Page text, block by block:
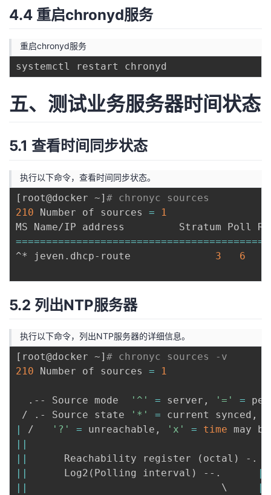
4.4 重启chronyd服务
重启chronyd服务
五、测试业务服务器时间状态
5.1 查看时间同步状态
执行以下命令，查看时间同步状态。
[ root@docker ~] # chronyc sources
210 Number of sources = 1
==========================================
^* jeven.dhcp-route 3 6
5.2 列出NTP服务器
执行以下命令，列出NTP服务器的详细信息。
[ root@docker ~] # chronyc sources -v
210 Number of sources = 1
  .-- Source mode
'^' = server, '=' =
/ .- Source state
'*' = current synced,
|
/ '?' = unreachable, 'x' = time may
||
||
      Reachability register
( octal )
||
      Log2
( Polling interval ) --.
|
||
\
|